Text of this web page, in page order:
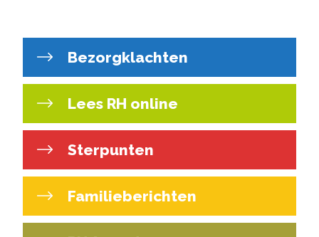
Bezorgklachten
Lees RH online
Sterpunten
Familieberichten